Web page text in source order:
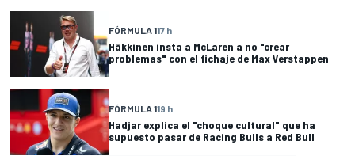
FÓRMULA 117 h
Häkkinen insta a McLaren a no "crear
problemas" con el fichaje de Max Verstappen
FÓRMULA 119 h
Hadjar explica el "choque cultural" que ha
supuesto pasar de Racing Bulls a Red Bull